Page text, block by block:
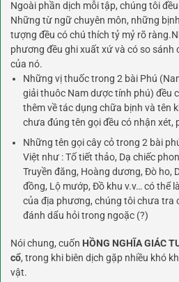
Ngoài phần dịch mỗi tập, chúng tôi
Những từ ngữ chuyên môn, những
tượng đều có chú thích tỷ mỷ rõ
phương đều ghi xuất xứ và có so sánh
của nó.
Những vị thuốc trong 2 bài Phú
giải thuôc Nam dược tính phú) đều
thêm về tác dụng chữa bịnh và tên
chưa đúng tên gọi đều có nhận xét,
Những tên gọi cây cỏ trong 2 bài
Việt như : Tố tiết thảo, Dạ chiếc
Truyền đăng, Hoàng dương, Đò ho,
đồng, Lộ mướp, Đồ khu v.v… có thể
của địa phương, chúng tôi chưa tra
đánh dẩu hỏi trong ngoặc (?)
Nói chung, cuốn HỒNG NGHĨA GIÁC
cổ, trong khi biên dịch gặp nhiều khó
vật.